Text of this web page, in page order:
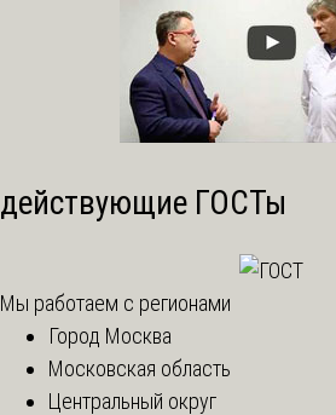
действующие ГОСТы
Мы работаем с регионами
Город Москва
Московская область
Центральный округ